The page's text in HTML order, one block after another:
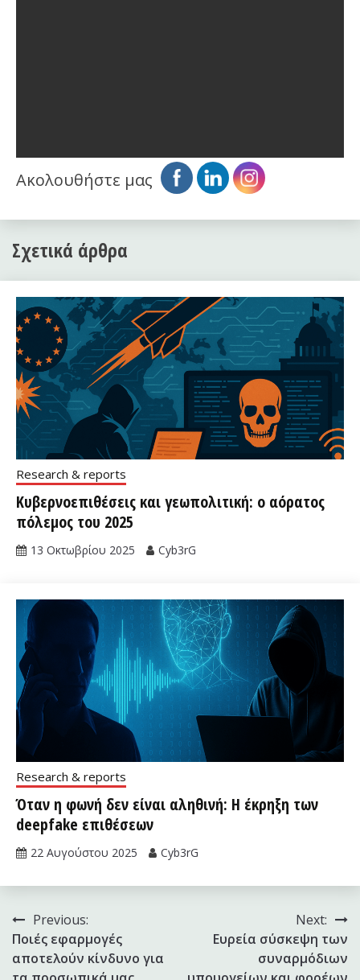
Ακολουθήστε μας
Σχετικά άρθρα
Research & reports
Κυβερνοεπιθέσεις και γεωπολιτική: ο αόρατος
πόλεμος του 2025
13 Οκτωβρίου 2025 Cyb3rG
Research & reports
Όταν η φωνή δεν είναι αληθινή: Η έκρηξη των
deepfake επιθέσεων
22 Αυγούστου 2025 Cyb3rG
Πλοήγηση
άρθρων
Previous:
Ποιές εφαρμογές
αποτελούν κίνδυνο για
Next:
Ευρεία σύσκεψη των
συναρμόδιων